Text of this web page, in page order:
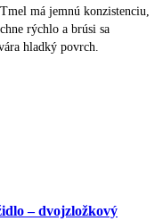
má jemnú konzistenciu,
rýchlo a brúsi sa
hladký povrch.
– dvojzložkový